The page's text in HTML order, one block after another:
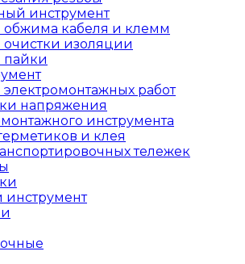
инструмент
обжима кабеля и клемм
очистки изоляции
пайки
работ
напряжения
инструмента
и клея
тележек